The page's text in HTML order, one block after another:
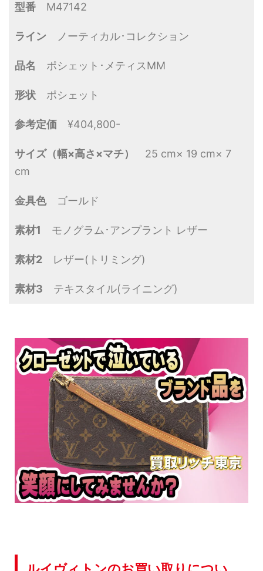
型番 M47142
ライン ノーティカル･コレクション
品名 ポシェット･メティスMM
形状 ポシェット
参考定価 ¥404,800-
サイズ（幅×高さ×マチ）
25 cm× 19 cm× 7
cm
金具色ゴールド
素材1 モノグラム･アンプラント レザー
素材2 レザー(トリミング)
素材3 テキスタイル(ライニング)